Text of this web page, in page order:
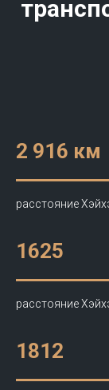
2 916 км
расстояние
1625
расстояние
1812